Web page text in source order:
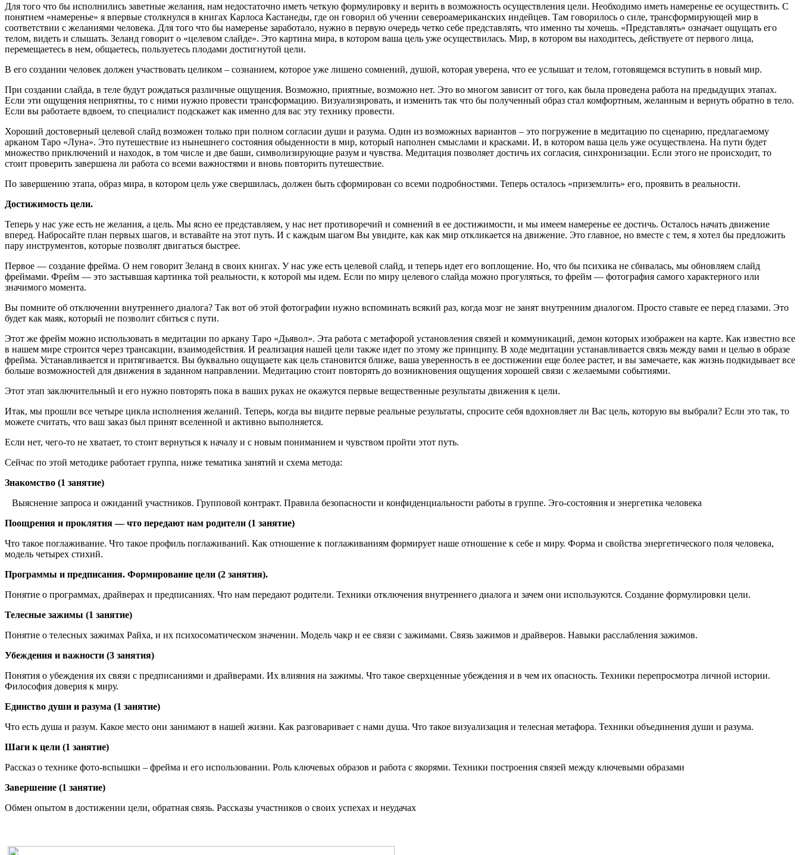
Для того что бы исполнились заветные желания, нам недостаточно иметь четкую формулировку и верить в возможность осуществления цели. Необходимо иметь намеренье ее осуществить. С
понятием «намеренье» я впервые столкнулся в книгах Карлоса Кастанеды, где он говорил об учении североамериканских индейцев. Там говорилось о силе, трансформирующей мир в
соответствии с желаниями человека. Для того что бы намеренье заработало, нужно в первую очередь четко себе представлять, что именно ты хочешь. «Представлять» означает ощущать его
телом, видеть и слышать. Зеланд говорит о «целевом слайде». Это картина мира, в котором ваша цель уже осуществилась. Мир, в котором вы находитесь, действуете от первого лица,
перемещаетесь в нем, общаетесь, пользуетесь плодами достигнутой цели.
В его создании человек должен участвовать целиком – сознанием, которое уже лишено сомнений, душой, которая уверена, что ее услышат и телом, готовящемся вступить в новый мир.
При создании слайда, в теле будут рождаться различные ощущения. Возможно, приятные, возможно нет. Это во многом зависит от того, как была проведена работа на предыдущих этапах.
Если эти ощущения неприятны, то с ними нужно провести трансформацию. Визуализировать, и изменить так что бы полученный образ стал комфортным, желанным и вернуть обратно в тело.
Если вы работаете вдвоем, то специалист подскажет как именно для вас эту технику провести.
Хороший достоверный целевой слайд возможен только при полном согласии души и разума. Один из возможных вариантов – это погружение в медитацию по сценарию, предлагаемому
арканом Таро «Луна». Это путешествие из нынешнего состояния обыденности в мир, который наполнен смыслами и красками. И, в котором ваша цель уже осуществлена. На пути будет
множество приключений и находок, в том числе и две баши, символизирующие разум и чувства. Медитация позволяет достичь их согласия, синхронизации. Если этого не происходит, то
стоит проверить завершена ли работа со всеми важностями и вновь повторить путешествие.
По завершению этапа, образ мира, в котором цель уже свершилась, должен быть сформирован со всеми подробностями. Теперь осталось «приземлить» его, проявить в реальности.
Достижимость цели.
Теперь у нас уже есть не желания, а цель. Мы ясно ее представляем, у нас нет противоречий и сомнений в ее достижимости, и мы имеем намеренье ее достичь. Осталось начать движение
вперед. Набросайте план первых шагов, и вставайте на этот путь. И с каждым шагом Вы увидите, как как мир откликается на движение. Это главное, но вместе с тем, я хотел бы предложить
пару инструментов, которые позволят двигаться быстрее.
Первое — создание фрейма. О нем говорит Зеланд в своих книгах. У нас уже есть целевой слайд, и теперь идет его воплощение. Но, что бы психика не сбивалась, мы обновляем слайд
фреймами. Фрейм — это застывшая картинка той реальности, к которой мы идем. Если по миру целевого слайда можно прогуляться, то фрейм — фотография самого характерного или
значимого момента.
Вы помните об отключении внутреннего диалога? Так вот об этой фотографии нужно вспоминать всякий раз, когда мозг не занят внутренним диалогом. Просто ставьте ее перед глазами. Это
будет как маяк, который не позволит сбиться с пути.
Этот же фрейм можно использовать в медитации по аркану Таро «Дьявол». Эта работа с метафорой установления связей и коммуникаций, демон которых изображен на карте. Как известно все
в нашем мире строится через трансакции, взаимодействия. И реализация нашей цели также идет по этому же принципу. В ходе медитации устанавливается связь между вами и целью в образе
фрейма. Устанавливается и притягивается. Вы буквально ощущаете как цель становится ближе, ваша уверенность в ее достижении еще более растет, и вы замечаете, как жизнь подкидывает все
больше возможностей для движения в заданном направлении. Медитацию стоит повторять до возникновения ощущения хорошей связи с желаемыми событиями.
Этот этап заключительный и его нужно повторять пока в ваших руках не окажутся первые вещественные результаты движения к цели.
Итак, мы прошли все четыре цикла исполнения желаний. Теперь, когда вы видите первые реальные результаты, спросите себя вдохновляет ли Вас цель, которую вы выбрали? Если это так, то
можете считать, что ваш заказ был принят вселенной и активно выполняется.
Если нет, чего-то не хватает, то стоит вернуться к началу и с новым пониманием и чувством пройти этот путь.
Сейчас по этой методике работает группа, ниже тематика занятий и схема метода:
Знакомство (1 занятие)
Выяснение запроса и ожиданий участников. Групповой контракт. Правила безопасности и конфиденциальности работы в группе. Эго-состояния и энергетика человека
Поощрения и проклятия — что передают нам родители (1 занятие)
Что такое поглаживание. Что такое профиль поглаживаний. Как отношение к поглаживаниям формирует наше отношение к себе и миру. Форма и свойства энергетического поля человека,
модель четырех стихий.
Программы и предписания. Формирование цели (2 занятия).
Понятие о программах, драйверах и предписаниях. Что нам передают родители. Техники отключения внутреннего диалога и зачем они используются. Создание формулировки цели.
Телесные зажимы (1 занятие)
Понятие о телесных зажимах Райха, и их психосоматическом значении. Модель чакр и ее связи с зажимами. Связь зажимов и драйверов. Навыки расслабления зажимов.
Убеждения и важности (3 занятия)
Понятия о убеждения их связи с предписаниями и драйверами. Их влияния на зажимы. Что такое сверхценные убеждения и в чем их опасность. Техники перепросмотра личной истории.
Философия доверия к миру.
Единство души и разума (1 занятие)
Что есть душа и разум. Какое место они занимают в нашей жизни. Как разговаривает с нами душа. Что такое визуализация и телесная метафора. Техники объединения души и разума.
Шаги к цели (1 занятие)
Рассказ о технике фото-вспышки – фрейма и его использовании. Роль ключевых образов и работа с якорями. Техники построения связей между ключевыми образами
Завершение (1 занятие)
Обмен опытом в достижении цели, обратная связь. Рассказы участников о своих успехах и неудачах